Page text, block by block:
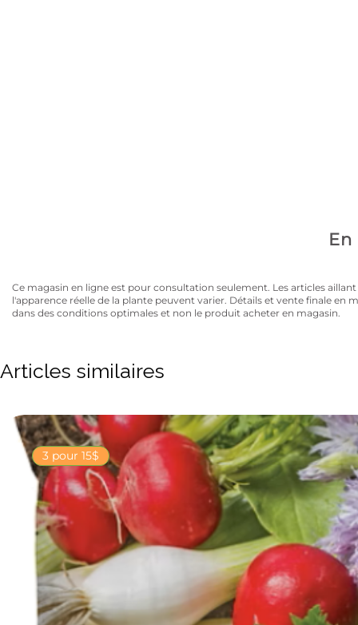
Ce magasin en ligne est pour consultation seulement. Les articles
l'apparence réelle de la plante peuvent varier. Détails et vente finale
dans des conditions optimales et non le produit acheter en magasin.
Articles similaires
3 pour 15$